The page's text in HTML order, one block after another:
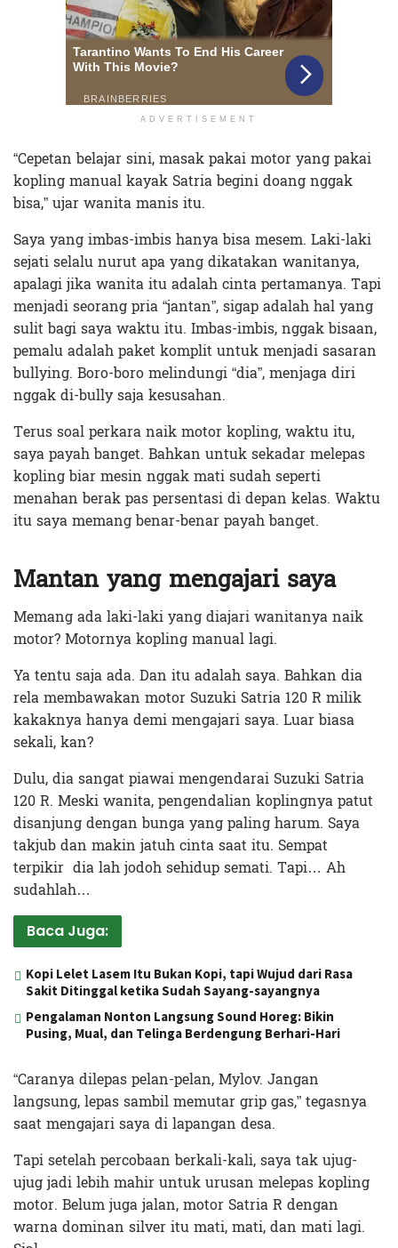
ADVERTISEMENT
“Cepetan belajar sini, masak pakai motor yang pakai
kopling manual kayak Satria begini doang nggak
bisa,” ujar wanita manis itu.
Saya yang imbas-imbis hanya bisa mesem. Laki-laki
sejati selalu nurut apa yang dikatakan wanitanya,
apalagi jika wanita itu adalah cinta pertamanya. Tapi
menjadi seorang pria “jantan”, sigap adalah hal yang
sulit bagi saya waktu itu. Imbas-imbis, nggak bisaan,
pemalu adalah paket komplit untuk menjadi sasaran
bullying. Boro-boro melindungi “dia”, menjaga diri
nggak di-bully saja kesusahan.
Terus soal perkara naik motor kopling, waktu itu,
saya payah banget. Bahkan untuk sekadar melepas
kopling biar mesin nggak mati sudah seperti
menahan berak pas persentasi di depan kelas. Waktu
itu saya memang benar-benar payah banget.
Mantan yang mengajari saya
Memang ada laki-laki yang diajari wanitanya naik
motor? Motornya kopling manual lagi.
Ya tentu saja ada. Dan itu adalah saya. Bahkan dia
rela membawakan motor Suzuki Satria 120 R milik
kakaknya hanya demi mengajari saya. Luar biasa
sekali, kan?
Dulu, dia sangat piawai mengendarai Suzuki Satria
120 R. Meski wanita, pengendalian koplingnya patut
disanjung dengan bunga yang paling harum. Saya
takjub dan makin jatuh cinta saat itu. Sempat
terpikir dia lah jodoh sehidup semati. Tapi… Ah
sudahlah…
Baca Juga:
Kopi Lelet Lasem Itu Bukan Kopi, tapi Wujud dari Rasa
Sakit Ditinggal ketika Sudah Sayang-sayangnya
Pengalaman Nonton Langsung Sound Horeg: Bikin
Pusing, Mual, dan Telinga Berdengung Berhari-Hari
“Caranya dilepas pelan-pelan, Mylov. Jangan
langsung, lepas sambil memutar grip gas,” tegasnya
saat mengajari saya di lapangan desa.
Tapi setelah percobaan berkali-kali, saya tak ujug-
ujug jadi lebih mahir untuk urusan melepas kopling
motor. Belum juga jalan, motor Satria R dengan
warna dominan silver itu mati, mati, dan mati lagi.